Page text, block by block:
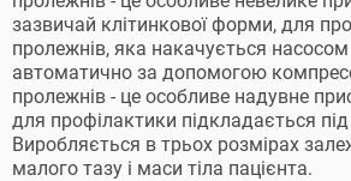
зазвичай клітинкової форми, для
пролежнів, яка накачується
автоматично за допомогою
пролежнів - це особливе надувне
для профілактики підкладається
Виробляється в трьох розмірах
малого тазу і маси тіла пацієнта.